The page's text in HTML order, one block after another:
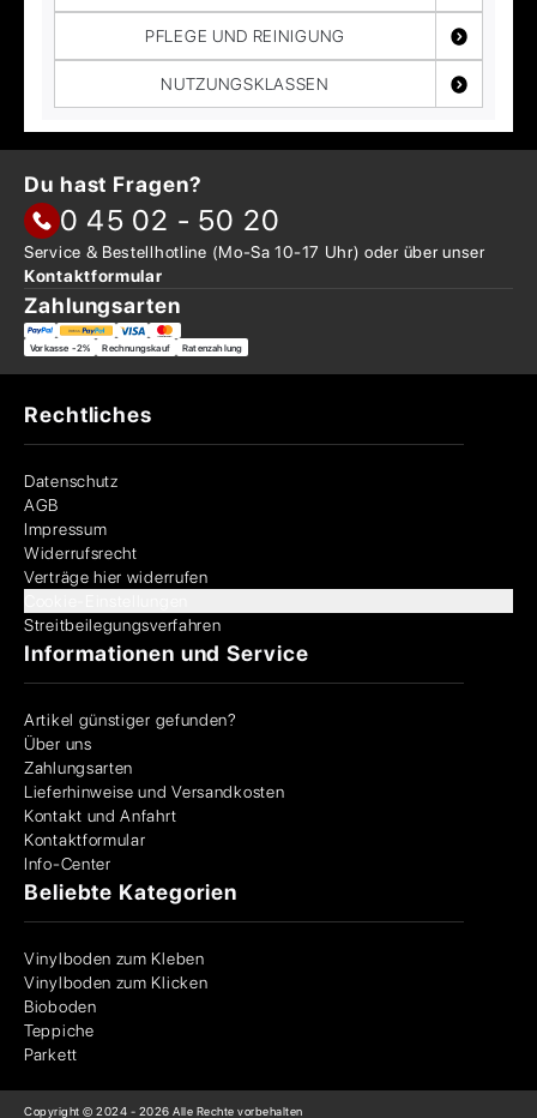
PFLEGE UND REINIGUNG
NUTZUNGSKLASSEN
Du hast Fragen?
0 45 02 - 50 20
Service & Bestellhotline (Mo-Sa 10-17 Uhr) oder überunser
Kontaktformular
Zahlungsarten
Vorkasse -2% Rechnungskauf Ratenzahlung
Rechtliches
Datenschutz
AGB
Impressum
Widerrufsrecht
Verträge hier widerrufen
Streitbeilegungsverfahren
Informationen und Service
Artikel günstiger gefunden?
Über uns
Zahlungsarten
Lieferhinweise und Versandkosten
Kontakt und Anfahrt
Kontaktformular
Info-Center
Beliebte Kategorien
Vinylboden zum Kleben
Vinylboden zum Klicken
Bioboden
Teppiche
Parkett
Copyright © 2024 - 2026 Alle Rechte vorbehalten